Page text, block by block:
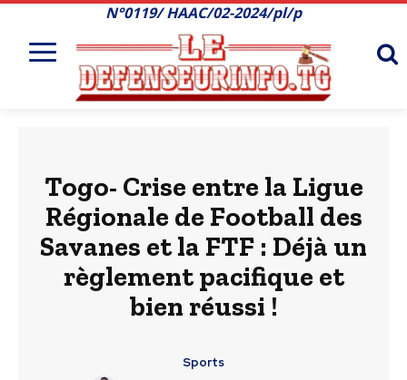
N°0119/ HAAC/02-2024/pl/p
Togo- Crise entre la Ligue
Régionale de Football des
Savanes et la FTF : Déjà un
règlement pacifique et
bien réussi !
Sports